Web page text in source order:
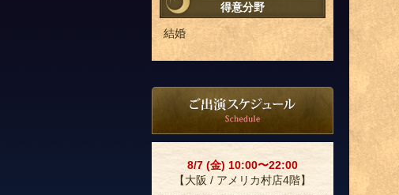
得意分野
結婚
8/7 (金) 10:00〜22:00
【大阪 / アメリカ村店4階】